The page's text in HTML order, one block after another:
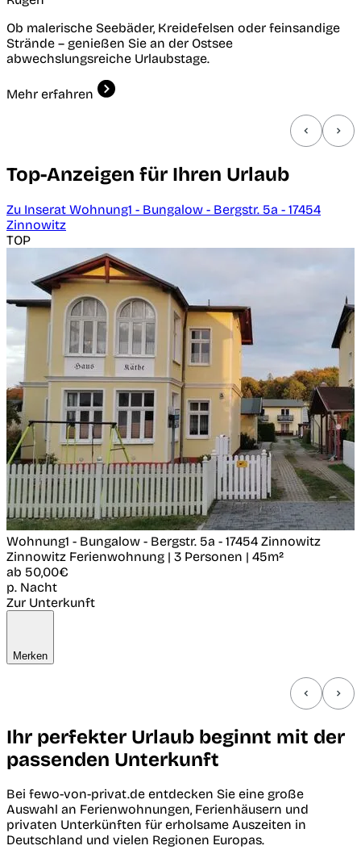
Ob malerische Seebäder, Kreidefelsen oder feinsandige
Strände – genießen Sie an der Ostsee
abwechslungsreiche Urlaubstage.
Mehr erfahren
Top-Anzeigen für Ihren Urlaub
Zu Inserat Wohnung1 - Bungalow - Bergstr. 5a - 17454
Zinnowitz
TOP
Wohnung1 - Bungalow - Bergstr. 5a - 17454 Zinnowitz
Zinnowitz Ferienwohnung | 3 Personen | 45m²
ab 50,00€
p. Nacht
Zur Unterkunft
Merken
Ihr perfekter Urlaub beginnt mit der
passenden Unterkunft
Bei fewo-von-privat.de entdecken Sie eine große
Auswahl an Ferienwohnungen, Ferienhäusern und
privaten Unterkünften für erholsame Auszeiten in
Deutschland und vielen Regionen Europas.